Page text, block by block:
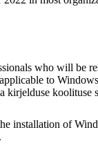
who will be
to
kirjelduse koolituse
installation of